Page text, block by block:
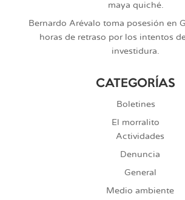
maya quiché.
Bernardo Arévalo toma posesión en
horas de retraso por los intentos
investidura.
CATEGORÍAS
Boletines
El morralito
Actividades
Denuncia
General
Medio ambiente